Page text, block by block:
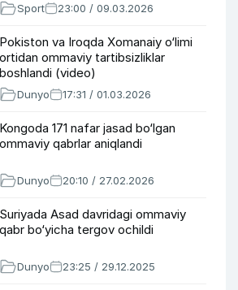
Sport 23:00 / 09.03.2026
Pokiston va Iroqda Xomanaiy o‘limi
ortidan ommaviy tartibsizliklar
boshlandi (video)
Dunyo 17:31 / 01.03.2026
Kongoda 171 nafar jasad bo‘lgan
ommaviy qabrlar aniqlandi
Dunyo 20:10 / 27.02.2026
Suriyada Asad davridagi ommaviy
qabr bo‘yicha tergov ochildi
Dunyo 23:25 / 29.12.2025